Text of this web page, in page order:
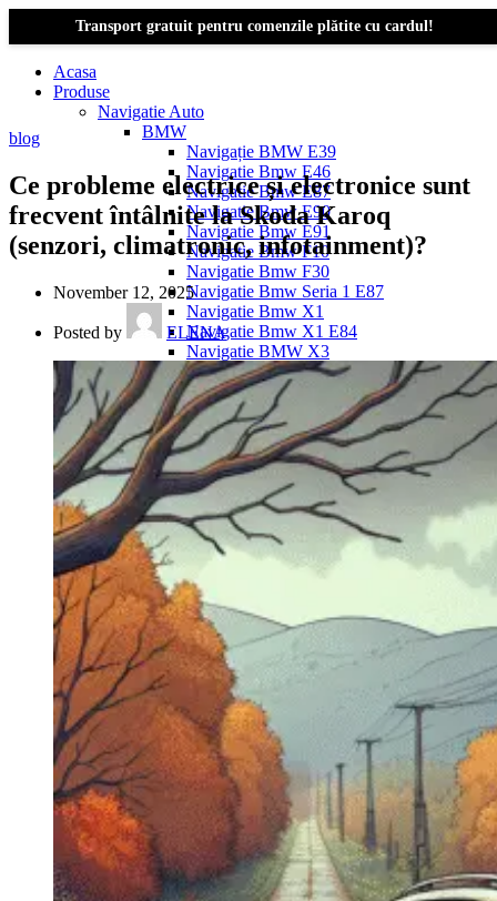
Transport gratuit pentru comenzile plătite cu cardul!
Acasa
Produse
Navigatie Auto
BMW
Navigație BMW E39
Navigatie Bmw E46
Navigatie Bmw E87
Navigatie Bmw E90
Navigatie Bmw E91
Navigatie Bmw F10
Navigatie Bmw F30
Navigatie Bmw Seria 1 E87
Navigatie Bmw X1
Navigatie Bmw X1 E84
Navigatie BMW X3
Navigatie BMW X3 E83
Navigatie BMW X3 f25
Dacia Logan
Navigație Dacia Logan 1 (2004–2012)
Navigație Dacia Logan 2 (2012–2020)
Navigație Dacia Logan 3 (2020–Prezent)
Dacia Duster
Navigatie Duster 2011
Navigatie Duster 2019
Audi
Navigatie Audi A3 8p
Navigatie Audi A4
Navigatie Audi A4 B6
Navigatie Audi A4 B7
Navigatie Audi A4 B8
Navigatie Audi A5
Navigatie Audi A6 C5
Navigatie Audi A6 C6
Navigatie Audi A6 C7
Navigatie Audi Q5
Ford
Navigație Ford Fiesta
Navigație Ford Focus 1
Navigație Ford Focus 2
Navigație Ford Focus MK3
Navigație Ford Mondeo MK3
Navigație Ford Mondeo MK4
blog
Ce probleme electrice și electronice sunt
frecvent întâlnite la Skoda Karoq
(senzori, climatronic, infotainment)?
November 12, 2025
Posted by ELENA